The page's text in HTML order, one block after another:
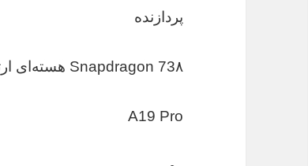
پردازنده
Snapdragon 73۸ هسته‌ای ارتقا یافته
A19 Pro